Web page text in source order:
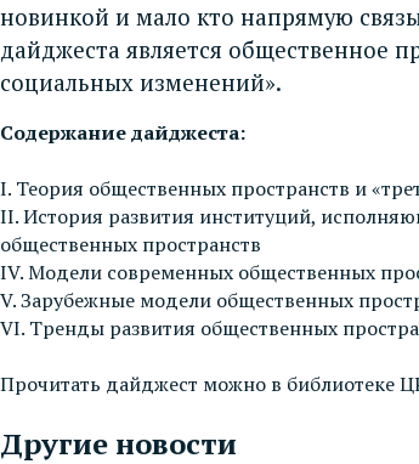
новинкой и мало кто напрямую
дайджеста является общественное
социальных изменений».
Содержание дайджеста:
I. Теория общественных пространств и
II. История развития институций,
общественных пространств
IV. Модели современных общественных
V. Зарубежные модели общественных
VI. Тренды развития общественных
Прочитать дайджест можно в библиотеке
Другие новости